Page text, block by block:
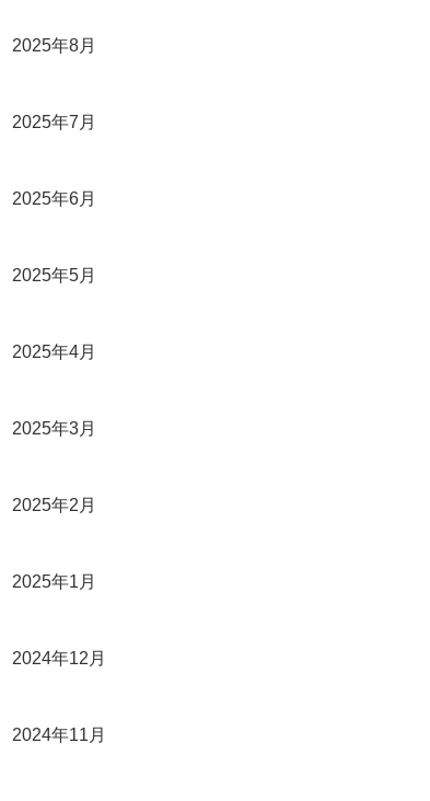
2025年8月
2025年7月
2025年6月
2025年5月
2025年4月
2025年3月
2025年2月
2025年1月
2024年12月
2024年11月